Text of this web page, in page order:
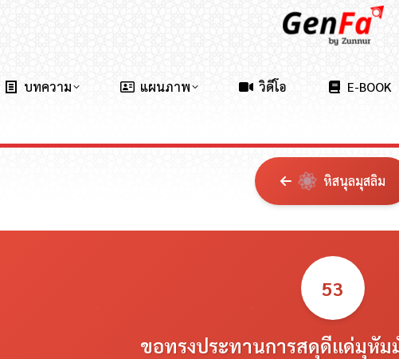
บทความ แผนภาพ วิดีโอ E-BOOK
หิสนุลมุสลิม
53
ขอทรงประทานการสดุดีแด่มุหัม